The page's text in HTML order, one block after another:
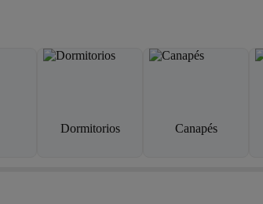
Dormitorios Canapés